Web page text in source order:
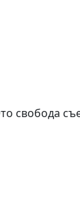
свобода